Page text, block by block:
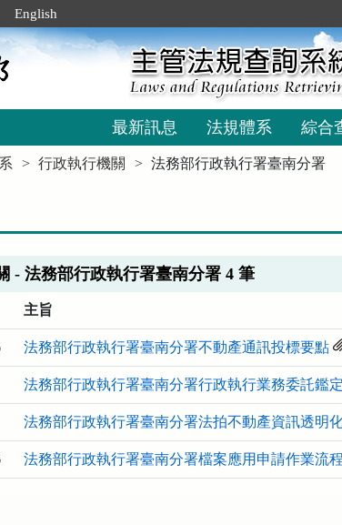
English
最新訊息 法規體系 綜合
行政執行機關 法務部行政執行署臺南分署
- 法務部行政執行署臺南分署 4 筆
主旨
法務部行政執行署臺南分署不動產通訊投標要點
法務部行政執行署臺南分署行政執行業務委託鑑
法務部行政執行署臺南分署法拍不動產資訊透明
法務部行政執行署臺南分署檔案應用申請作業流程